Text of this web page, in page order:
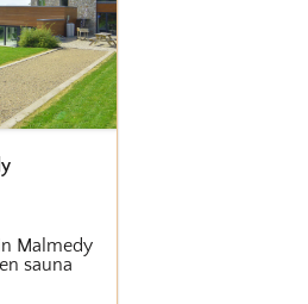
Malmedy
sauna